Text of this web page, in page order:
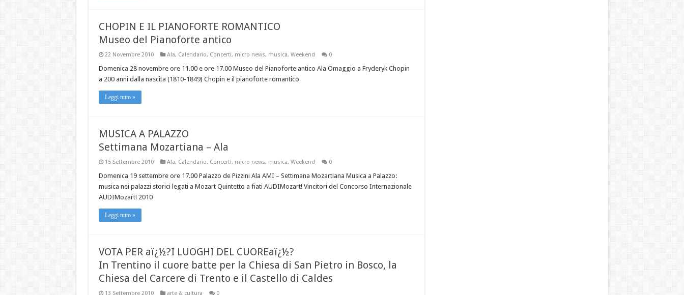
CHOPIN E IL PIANOFORTE ROMANTICO
Museo del Pianoforte antico
22 Novembre 2010 Ala, Calendario, Concerti, micro news, musica, Weekend 0
Domenica 28 novembre ore 11.00 e ore 17.00 Museo del Pianoforte antico Ala Omaggio a Fryderyk Chopin
a 200 anni dalla nascita (1810-1849) Chopin e il pianoforte romantico
Leggi tutto »
MUSICA A PALAZZO
Settimana Mozartiana – Ala
15 Settembre 2010 Ala, Calendario, Concerti, micro news, musica, Weekend 0
Domenica 19 settembre ore 17.00 Palazzo de Pizzini Ala AMI – Settimana Mozartiana Musica a Palazzo:
musica nei palazzi storici legati a Mozart Quintetto a fiati AUDIMozart! Vincitori del Concorso Internazionale
AUDIMozart! 2010
Leggi tutto »
VOTA PER aï¿½?I LUOGHI DEL CUOREaï¿½?
In Trentino il cuore batte per la Chiesa di San Pietro in Bosco, la
Chiesa del Carcere di Trento e il Castello di Caldes
13 Settembre 2010 arte & cultura 0